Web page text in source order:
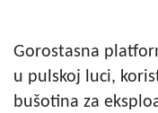
Gorostasna
u pulskoj luci,
bušotina za